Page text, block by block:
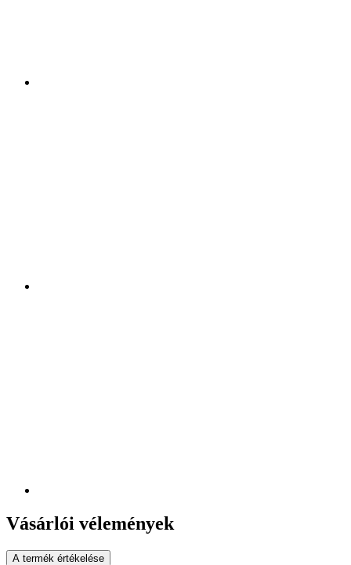
Vásárlói vélemények
A termék értékelése